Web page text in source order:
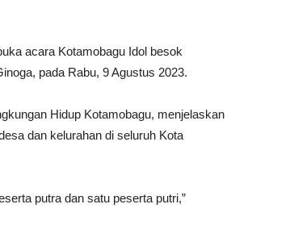
acara Kotamobagu Idol besok
pada Rabu, 9 Agustus 2023.
Hidup Kotamobagu, menjelaskan
dan kelurahan di seluruh Kota
putra dan satu peserta putri,”